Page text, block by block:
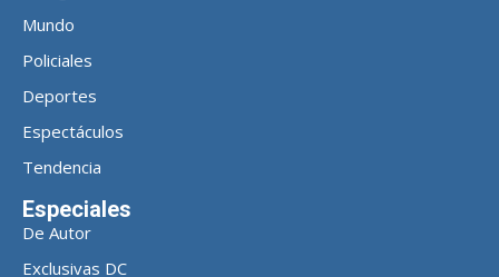
Mundo
Policiales
Deportes
Espectáculos
Tendencia
Especiales
De Autor
Exclusivas DC